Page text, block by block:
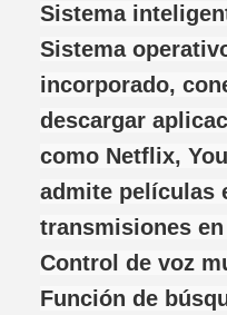
Sistema
Sistema
incorporado,
descargar
como Netflix,
admite películas
transmisiones
Control de voz
Función de